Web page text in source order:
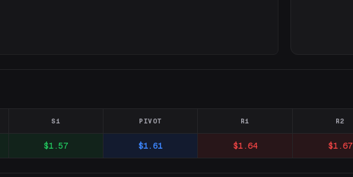
S1 PIVOT R1 R2
$1.57 $1.61 $1.64 $1.67